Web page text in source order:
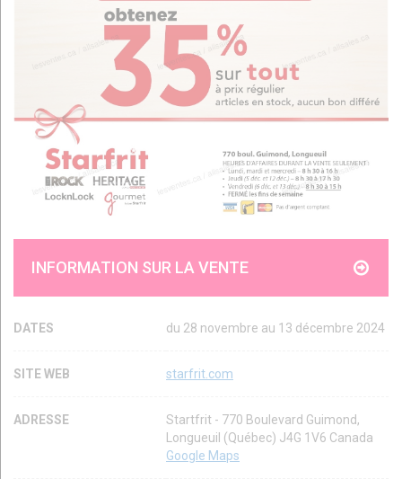
INFORMATION SUR LA VENTE
DATES du 28 novembre au 13 décembre 2024
SITE WEB starfrit.com
ADRESSE
Startfrit - 770 Boulevard Guimond,
Longueuil (Québec) J4G 1V6 Canada
Google Maps